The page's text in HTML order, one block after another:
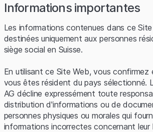
Erreur du serveur.
Informations importantes
Les informations contenues dans ce
destinées uniquement aux personnes
siège social en Suisse.
En utilisant ce Site Web, vous confirmez
vous êtes résident du pays sélectionné.
AG décline expressément toute
distribution d'informations ou de
personnes physiques ou morales qui
informations incorrectes concernant leur